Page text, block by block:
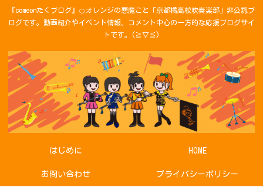
『comeonたくブログ』🍊オレンジの悪魔こと「京都橘高校吹奏楽部」非公認ブ
ログです。動画紹介やイベント情報、コメント中心の一方的な応援ブログサイ
トです。(≧▽≦)
はじめに HOME
お問い合わせ プライバシーポリシー